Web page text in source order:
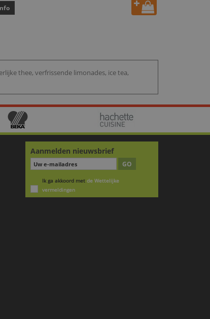
thee, verfrissende limonades, ice tea,
Aanmelden nieuwsbrief
GO
Ik ga akkoord met de Wettelijke
vermeldingen